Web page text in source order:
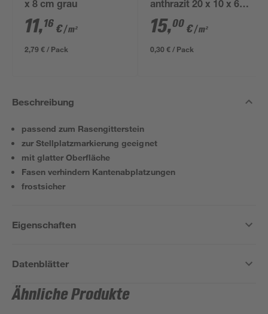
x 8 cm grau
11,16 €/ m²
2,79 € / Pack
anthrazit 20 x 10 x 6
cm
15,00 €/ m²
0,30 € / Pack
Beschreibung
passend zum Rasengitterstein
zur Stellplatzmarkierung geeignet
mit glatter Oberfläche
Fasen verhindern Kantenabplatzungen
frostsicher
Eigenschaften
Datenblätter
Ähnliche Produkte